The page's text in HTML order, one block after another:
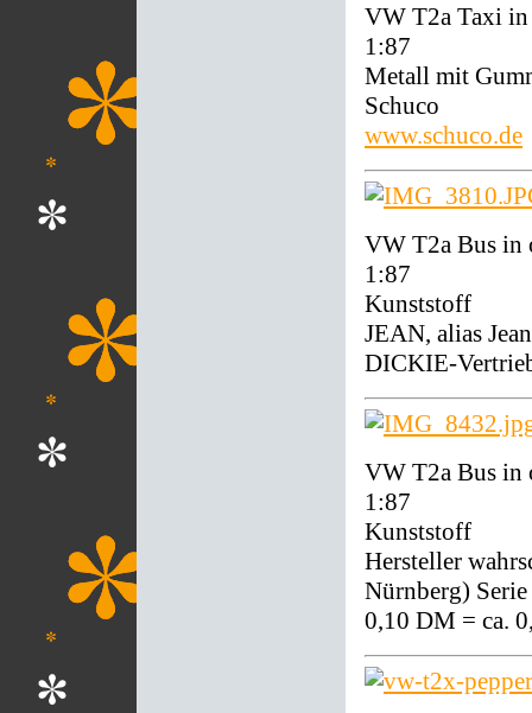
VW T2a Taxi in
1:87
Metall mit
Schuco
www.schuco.de
VW T2a Bus in
1:87
Kunststoff
JEAN, alias
DICKIE-
VW T2a Bus in
1:87
Kunststoff
Hersteller
Nürnberg)
0,10 DM = ca.